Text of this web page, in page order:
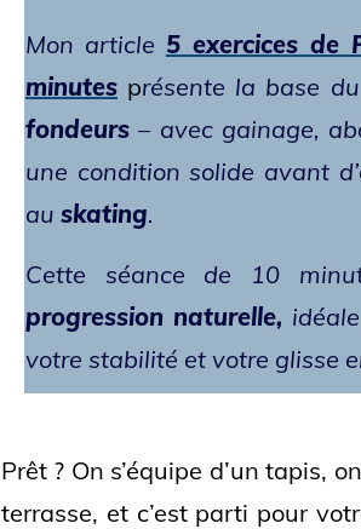
Mon article 5 exercices de
minutes présente la base du
fondeurs – avec gainage,
une condition solide avant
au skating.
Cette séance de 10
progression naturelle,
votre stabilité et votre glisse
Prêt ? On s’équipe d’un tapis,
terrasse, et c’est parti pour